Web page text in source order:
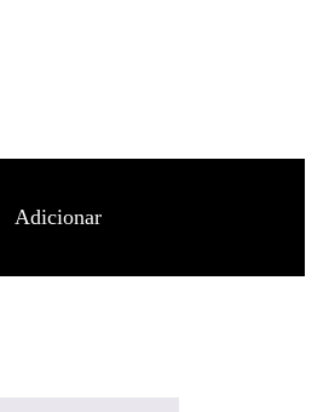
Adicionar